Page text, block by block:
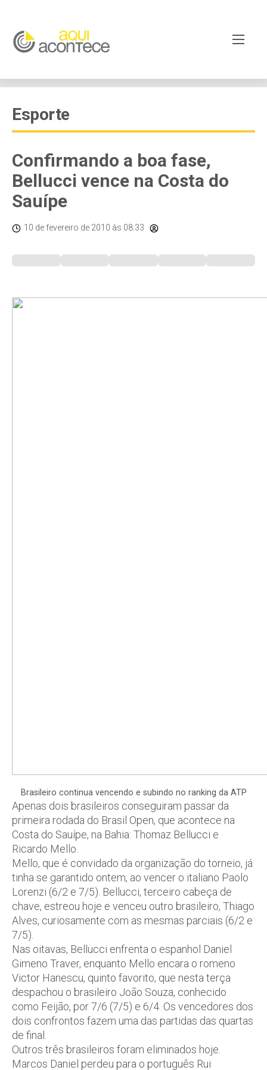
Esporte
Confirmando a boa fase,
Bellucci vence na Costa do
Sauípe
10 de fevereiro de 2010 às 08:33
Brasileiro continua vencendo e subindo no ranking da ATP
Apenas dois brasileiros conseguiram passar da
primeira rodada do Brasil Open, que acontece na
Costa do Sauípe, na Bahia: Thomaz Bellucci e
Ricardo Mello.
Mello, que é convidado da organização do torneio, já
tinha se garantido ontem, ao vencer o italiano Paolo
Lorenzi (6/2 e 7/5). Bellucci, terceiro cabeça de
chave, estreou hoje e venceu outro brasileiro, Thiago
Alves, curiosamente com as mesmas parciais (6/2 e
7/5).
Nas oitavas, Bellucci enfrenta o espanhol Daniel
Gimeno Traver, enquanto Mello encara o romeno
Victor Hanescu, quinto favorito, que nesta terça
despachou o brasileiro João Souza, conhecido
como Feijão, por 7/6 (7/5) e 6/4. Os vencedores dos
dois confrontos fazem uma das partidas das quartas
de final.
Outros três brasileiros foram eliminados hoje.
Marcos Daniel perdeu para o português Rui